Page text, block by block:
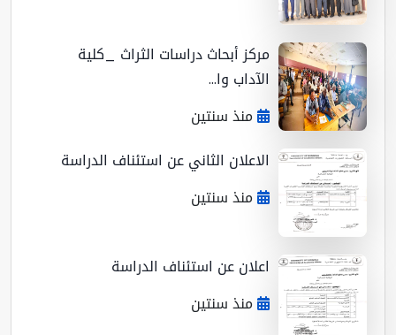
مركز أبحاث دراسات الثراث _كلية
الآداب وا...
منذ سنتين
الاعلان الثاني عن استئناف الدراسة
منذ سنتين
اعلان عن استئناف الدراسة
منذ سنتين